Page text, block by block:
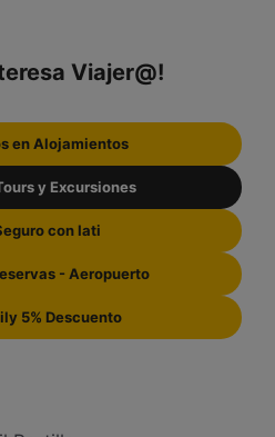
Viajer@!
en Alojamientos
y Excursiones
con Iati
- Aeropuerto
5% Descuento